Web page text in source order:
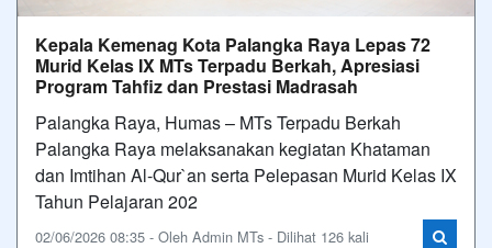
Kepala Kemenag Kota Palangka Raya Lepas 72
Murid Kelas IX MTs Terpadu Berkah, Apresiasi
Program Tahfiz dan Prestasi Madrasah
Palangka Raya, Humas – MTs Terpadu Berkah
Palangka Raya melaksanakan kegiatan Khataman
dan Imtihan Al-Qur`an serta Pelepasan Murid Kelas IX
Tahun Pelajaran 202
02/06/2026 08:35 - Oleh Admin MTs - Dilihat 126 kali